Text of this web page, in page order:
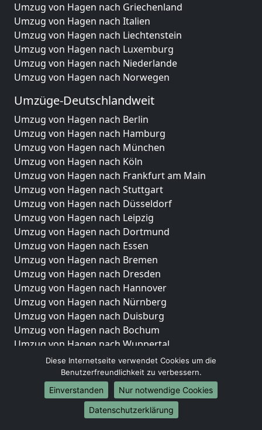
Umzug von Hagen nach Griechenland
Umzug von Hagen nach Italien
Umzug von Hagen nach Liechtenstein
Umzug von Hagen nach Luxemburg
Umzug von Hagen nach Niederlande
Umzug von Hagen nach Norwegen
Umzüge-Deutschlandweit
Umzug von Hagen nach Berlin
Umzug von Hagen nach Hamburg
Umzug von Hagen nach München
Umzug von Hagen nach Köln
Umzug von Hagen nach Frankfurt am Main
Umzug von Hagen nach Stuttgart
Umzug von Hagen nach Düsseldorf
Umzug von Hagen nach Leipzig
Umzug von Hagen nach Dortmund
Umzug von Hagen nach Essen
Umzug von Hagen nach Bremen
Umzug von Hagen nach Dresden
Umzug von Hagen nach Hannover
Umzug von Hagen nach Nürnberg
Umzug von Hagen nach Duisburg
Umzug von Hagen nach Bochum
Umzug von Hagen nach Wuppertal
Umzug von Hagen nach Bielefeld
Umzug von Hagen nach Bonn
Umzug von Hagen nach Münster
Internationale-Umzüge
Diese Internetseite verwendet Cookies um die
Benutzerfreundlichkeit zu verbessern.
Einverstanden
Nur notwendige Cookies
Datenschutzerklärung